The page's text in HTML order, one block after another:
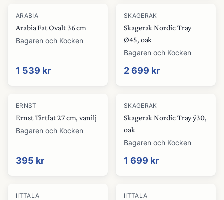
ARABIA
Arabia Fat Ovalt 36 cm
Bagaren och Kocken
1 539 kr
SKAGERAK
Skagerak Nordic Tray
Ø45, oak
Bagaren och Kocken
2 699 kr
ERNST
Ernst Tårtfat 27 cm, vanilj
Bagaren och Kocken
395 kr
SKAGERAK
Skagerak Nordic Tray ÿ30,
oak
Bagaren och Kocken
1 699 kr
IITTALA IITTALA